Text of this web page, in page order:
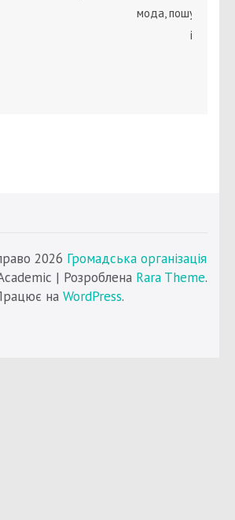
мода, пошук себе
2026 Громадська організація
| Розроблена Rara Theme.
на WordPress.